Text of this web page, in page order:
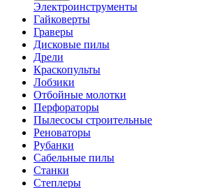
Электроинструменты
Гайковерты
Граверы
Дисковые пилы
Дрели
Краскопульты
Лобзики
Отбойные молотки
Перфораторы
Пылесосы строительные
Реноваторы
Рубанки
Сабельные пилы
Станки
Степлеры